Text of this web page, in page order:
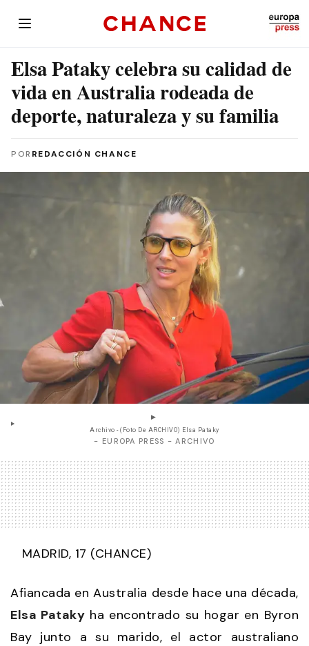
Elsa Pataky celebra su calidad de
vida en Australia rodeada de
deporte, naturaleza y su familia
POR REDACCIÓN CHANCE
Archivo - (Foto De ARCHIVO) Elsa Pataky
- EUROPA PRESS - ARCHIVO
MADRID, 17 (CHANCE)
Afiancada en Australia desde hace una década,
Elsa Pataky ha encontrado su hogar en Byron
Bay junto a su marido, el actor australiano